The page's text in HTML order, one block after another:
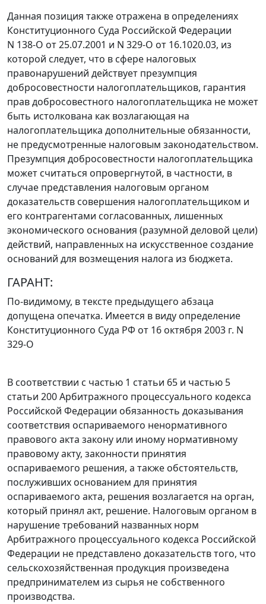
Данная позиция также отражена в определениях
Конституционного Суда Российской Федерации
N 138-О от 25.07.2001 и N 329-О от 16.1020.03, из
которой следует, что в сфере налоговых
правонарушений действует презумпция
добросовестности налогоплательщиков, гарантия
прав добросовестного налогоплательщика не может
быть истолкована как возлагающая на
налогоплательщика дополнительные обязанности,
не предусмотренные налоговым законодательством.
Презумпция добросовестности налогоплательщика
может считаться опровергнутой, в частности, в
случае представления налоговым органом
доказательств совершения налогоплательщиком и
его контрагентами согласованных, лишенных
экономического основания (разумной деловой цели)
действий, направленных на искусственное создание
оснований для возмещения налога из бюджета.
ГАРАНТ:
По-видимому, в тексте предыдущего абзаца
допущена опечатка. Имеется в виду определение
Конституционного Суда РФ от 16 октября 2003 г. N
329-О
В соответствии с частью 1 статьи 65 и частью 5
статьи 200Арбитражного процессуального кодекса
Российской Федерации обязанность доказывания
соответствия оспариваемого ненормативного
правового акта закону или иному нормативному
правовому акту, законности принятия
оспариваемого решения, а также обстоятельств,
послуживших основанием для принятия
оспариваемого акта, решения возлагается на орган,
который принял акт, решение. Налоговым органом в
нарушение требований названных норм
Арбитражного процессуального кодекса Российской
Федерации не представлено доказательств того, что
сельскохозяйственная продукция произведена
предпринимателем из сырья не собственного
производства.